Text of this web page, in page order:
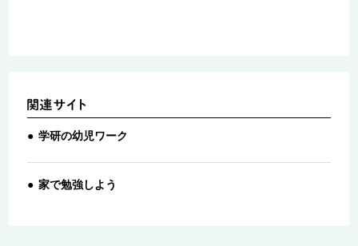
学研の幼児ワーク
家で勉強しよう